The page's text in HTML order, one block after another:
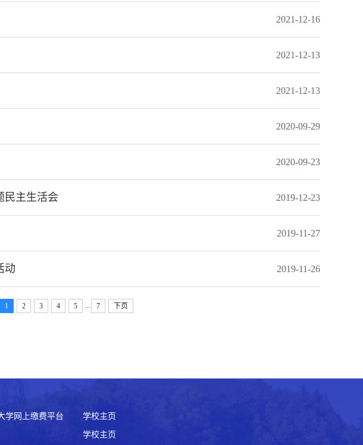
2021-12-16
2021-12-13
2021-12-13
2020-09-29
2020-09-23
民主生活会 2019-12-23
2019-11-27
动 2019-11-26
1 2 3 4 5 7 下页
学网上缴费平台 学校主页
学校主页